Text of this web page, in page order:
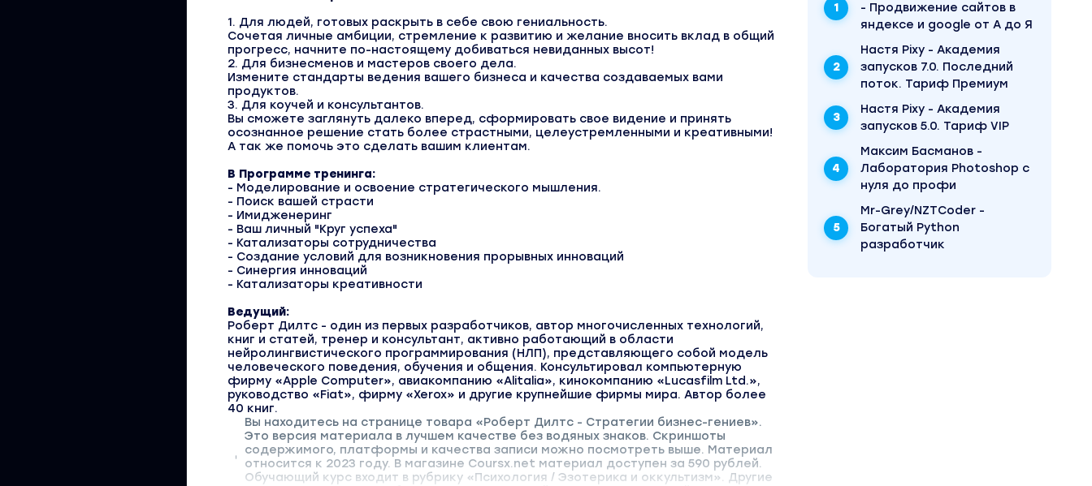
1. Для людей, готовых раскрыть в себе свою гениальность.
Сочетая личные амбиции, стремление к развитию и желание вносить вклад в общий
прогресс, начните по-настоящему добиваться невиданных высот!
2. Для бизнесменов и мастеров своего дела.
Измените стандарты ведения вашего бизнеса и качества создаваемых вами
продуктов.
3. Для коучей и консультантов.
Вы сможете заглянуть далеко вперед, сформировать свое видение и принять
осознанное решение стать более страстными, целеустремленными и креативными!
А так же помочь это сделать вашим клиентам.
В Программе тренинга:
- Моделирование и освоение стратегического мышления.
- Поиск вашей страсти
- Имидженеринг
- Ваш личный "Круг успеха"
- Катализаторы сотрудничества
- Создание условий для возникновения прорывных инноваций
- Синергия инноваций
- Катализаторы креативности
Ведущий:
Роберт Дилтс - один из первых разработчиков, автор многочисленных технологий,
книг и статей, тренер и консультант, активно работающий в области
нейролингвистического программирования (НЛП), представляющего собой модель
человеческого поведения, обучения и общения. Консультировал компьютерную
фирму «Apple Computer», авиакомпанию «Alitalia», кинокомпанию «Lucasfilm Ltd.»,
руководство «Fiat», фирму «Xerox» и другие крупнейшие фирмы мира. Автор более
40 книг.
Вы находитесь на странице товара «Роберт Дилтс - Стратегии бизнес-гениев».
Это версия материала в лучшем качестве без водяных знаков. Скриншоты
содержимого, платформы и качества записи можно посмотреть выше. Материал
относится к 2023 году. В магазине Coursx.net материал доступен за 590 рублей.
Обучающий курс входит в рубрику «Психология / Эзотерика и оккультизм». Другие
- Продвижение сайтов в
яндексе и google от А до Я
Настя Pixy - Академия
запусков 7.0. Последний
поток. Тариф Премиум
Настя Pixy - Академия
запусков 5.0. Тариф VIP
Максим Басманов -
Лаборатория Photoshop с
нуля до профи
Mr-Grey/NZTCoder -
Богатый Python
разработчик